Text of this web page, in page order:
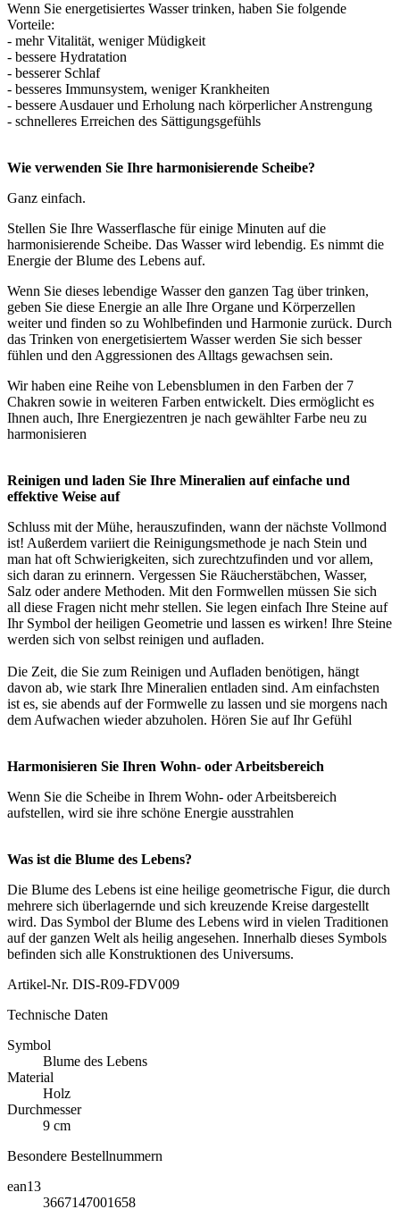
Wenn Sie energetisiertes Wasser trinken, haben Sie folgende
Vorteile:
- mehr Vitalität, weniger Müdigkeit
- bessere Hydratation
- besserer Schlaf
- besseres Immunsystem, weniger Krankheiten
- bessere Ausdauer und Erholung nach körperlicher Anstrengung
- schnelleres Erreichen des Sättigungsgefühls
Wie verwenden Sie Ihre harmonisierende Scheibe?
Ganz einfach.
Stellen Sie Ihre Wasserflasche für einige Minuten auf die
harmonisierende Scheibe. Das Wasser wird lebendig. Es nimmt die
Energie der Blume des Lebens auf.
Wenn Sie dieses lebendige Wasser den ganzen Tag über trinken,
geben Sie diese Energie an alle Ihre Organe und Körperzellen
weiter und finden so zu Wohlbefinden und Harmonie zurück. Durch
das Trinken von energetisiertem Wasser werden Sie sich besser
fühlen und den Aggressionen des Alltags gewachsen sein.
Wir haben eine Reihe von Lebensblumen in den Farben der 7
Chakren sowie in weiteren Farben entwickelt. Dies ermöglicht es
Ihnen auch, Ihre Energiezentren je nach gewählter Farbe neu zu
harmonisieren
Reinigen und laden Sie Ihre Mineralien auf einfache und
effektive Weise auf
Schluss mit der Mühe, herauszufinden, wann der nächste Vollmond
ist! Außerdem variiert die Reinigungsmethode je nach Stein und
man hat oft Schwierigkeiten, sich zurechtzufinden und vor allem,
sich daran zu erinnern. Vergessen Sie Räucherstäbchen, Wasser,
Salz oder andere Methoden. Mit den Formwellen müssen Sie sich
all diese Fragen nicht mehr stellen. Sie legen einfach Ihre Steine auf
Ihr Symbol der heiligen Geometrie und lassen es wirken! Ihre Steine
werden sich von selbst reinigen und aufladen.
Die Zeit, die Sie zum Reinigen und Aufladen benötigen, hängt
davon ab, wie stark Ihre Mineralien entladen sind. Am einfachsten
ist es, sie abends auf der Formwelle zu lassen und sie morgens nach
dem Aufwachen wieder abzuholen. Hören Sie auf Ihr Gefühl
Harmonisieren Sie Ihren Wohn- oder Arbeitsbereich
Wenn Sie die Scheibe in Ihrem Wohn- oder Arbeitsbereich
aufstellen, wird sie ihre schöne Energie ausstrahlen
Was ist die Blume des Lebens?
Die Blume des Lebens ist eine heilige geometrische Figur, die durch
mehrere sich überlagernde und sich kreuzende Kreise dargestellt
wird. Das Symbol der Blume des Lebens wird in vielen Traditionen
auf der ganzen Welt als heilig angesehen. Innerhalb dieses Symbols
befinden sich alle Konstruktionen des Universums.
Artikel-Nr. DIS-R09-FDV009
Technische Daten
Symbol
Blume des Lebens
Material
Holz
Durchmesser
9 cm
Besondere Bestellnummern
ean13
3667147001658